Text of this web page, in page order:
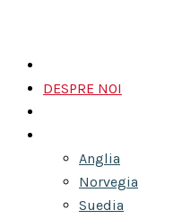
DESPRE NOI
Anglia
Norvegia
Suedia